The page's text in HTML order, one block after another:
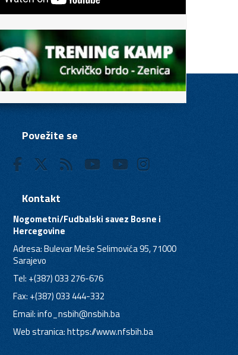
Povežite se
Kontakt
Nogometni/Fudbalski savez Bosne i
Hercegovine
Adresa: Bulevar Meše Selimovića 95, 71000
Sarajevo
Tel: +(387) 033 276-676
Fax: +(387) 033 444-332
Email:info_nsbih@nsbih.ba
Web stranica: https://www.nfsbih.ba